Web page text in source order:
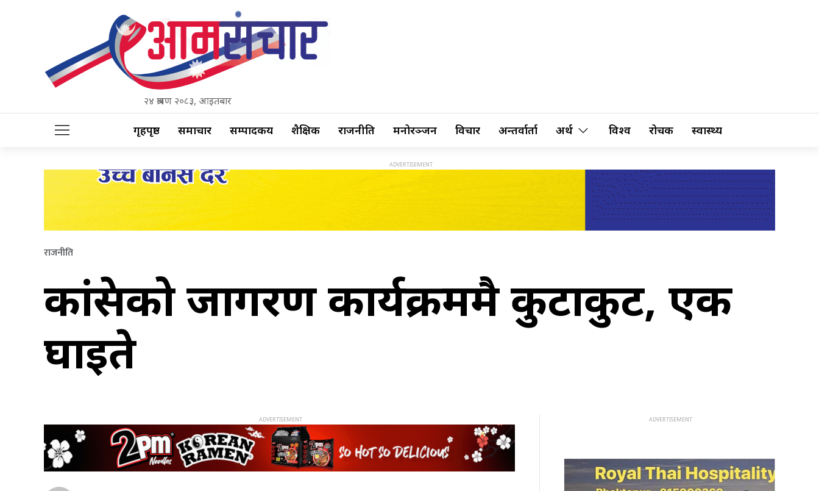
२४ श्रावण २०८३, आइतबार
गृहपृष्ठ समाचार सम्पादकीय शैक्षिक राजनीति मनोरञ्जन विचार अन्तर्वार्ता अर्थ विश्व रोचक स्वास्थ्य
राजनीति
कांग्रेसको जागरण कार्यक्रममै कुटाकुट, एक
घाइते